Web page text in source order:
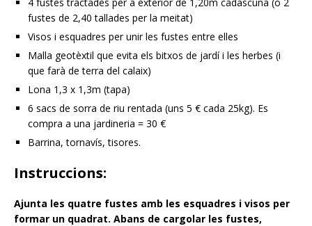
fustes de 2,40 tallades per la meitat)
Visos i esquadres per unir les fustes entre elles
Malla geotèxtil que evita els bitxos de jardí i les herbes (i
que farà de terra del calaix)
Lona 1,3 x 1,3m (tapa)
6 sacs de sorra de riu rentada (uns 5 € cada 25kg). Es
compra a una jardineria = 30 €
Barrina, tornavís, tisores.
Instruccions:
Ajunta les quatre fustes amb les esquadres i visos per
formar un quadrat. Abans de cargolar les fustes,